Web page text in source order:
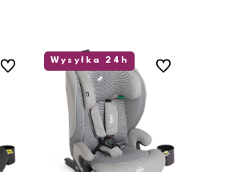
Do ulubionych
Wysyłka 24h
Do ulubionych